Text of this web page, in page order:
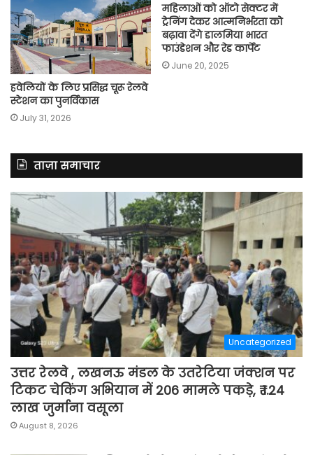
हवेलियों के लिए प्रसिद्ध चूरू रेलवे
स्टेशन का पुनर्विकास
July 31, 2026
महिलाओं को ऑटो सेक्टर में
ट्रेनिंग देकर आत्मनिर्भरता को
बढ़ावा देंगे डालमिया भारत
फाउंडेशन और रेड कार्पेट
June 20, 2025
ताज़ा समाचार
Uncategorized
उत्तर रेलवे , लखनऊ मंडल के उतरेटिया जंक्शन पर
टिकट चेकिंग अभियान में 206 मामले पकड़े, ₹ 1.24
लाख जुर्माना वसूला
August 8, 2026